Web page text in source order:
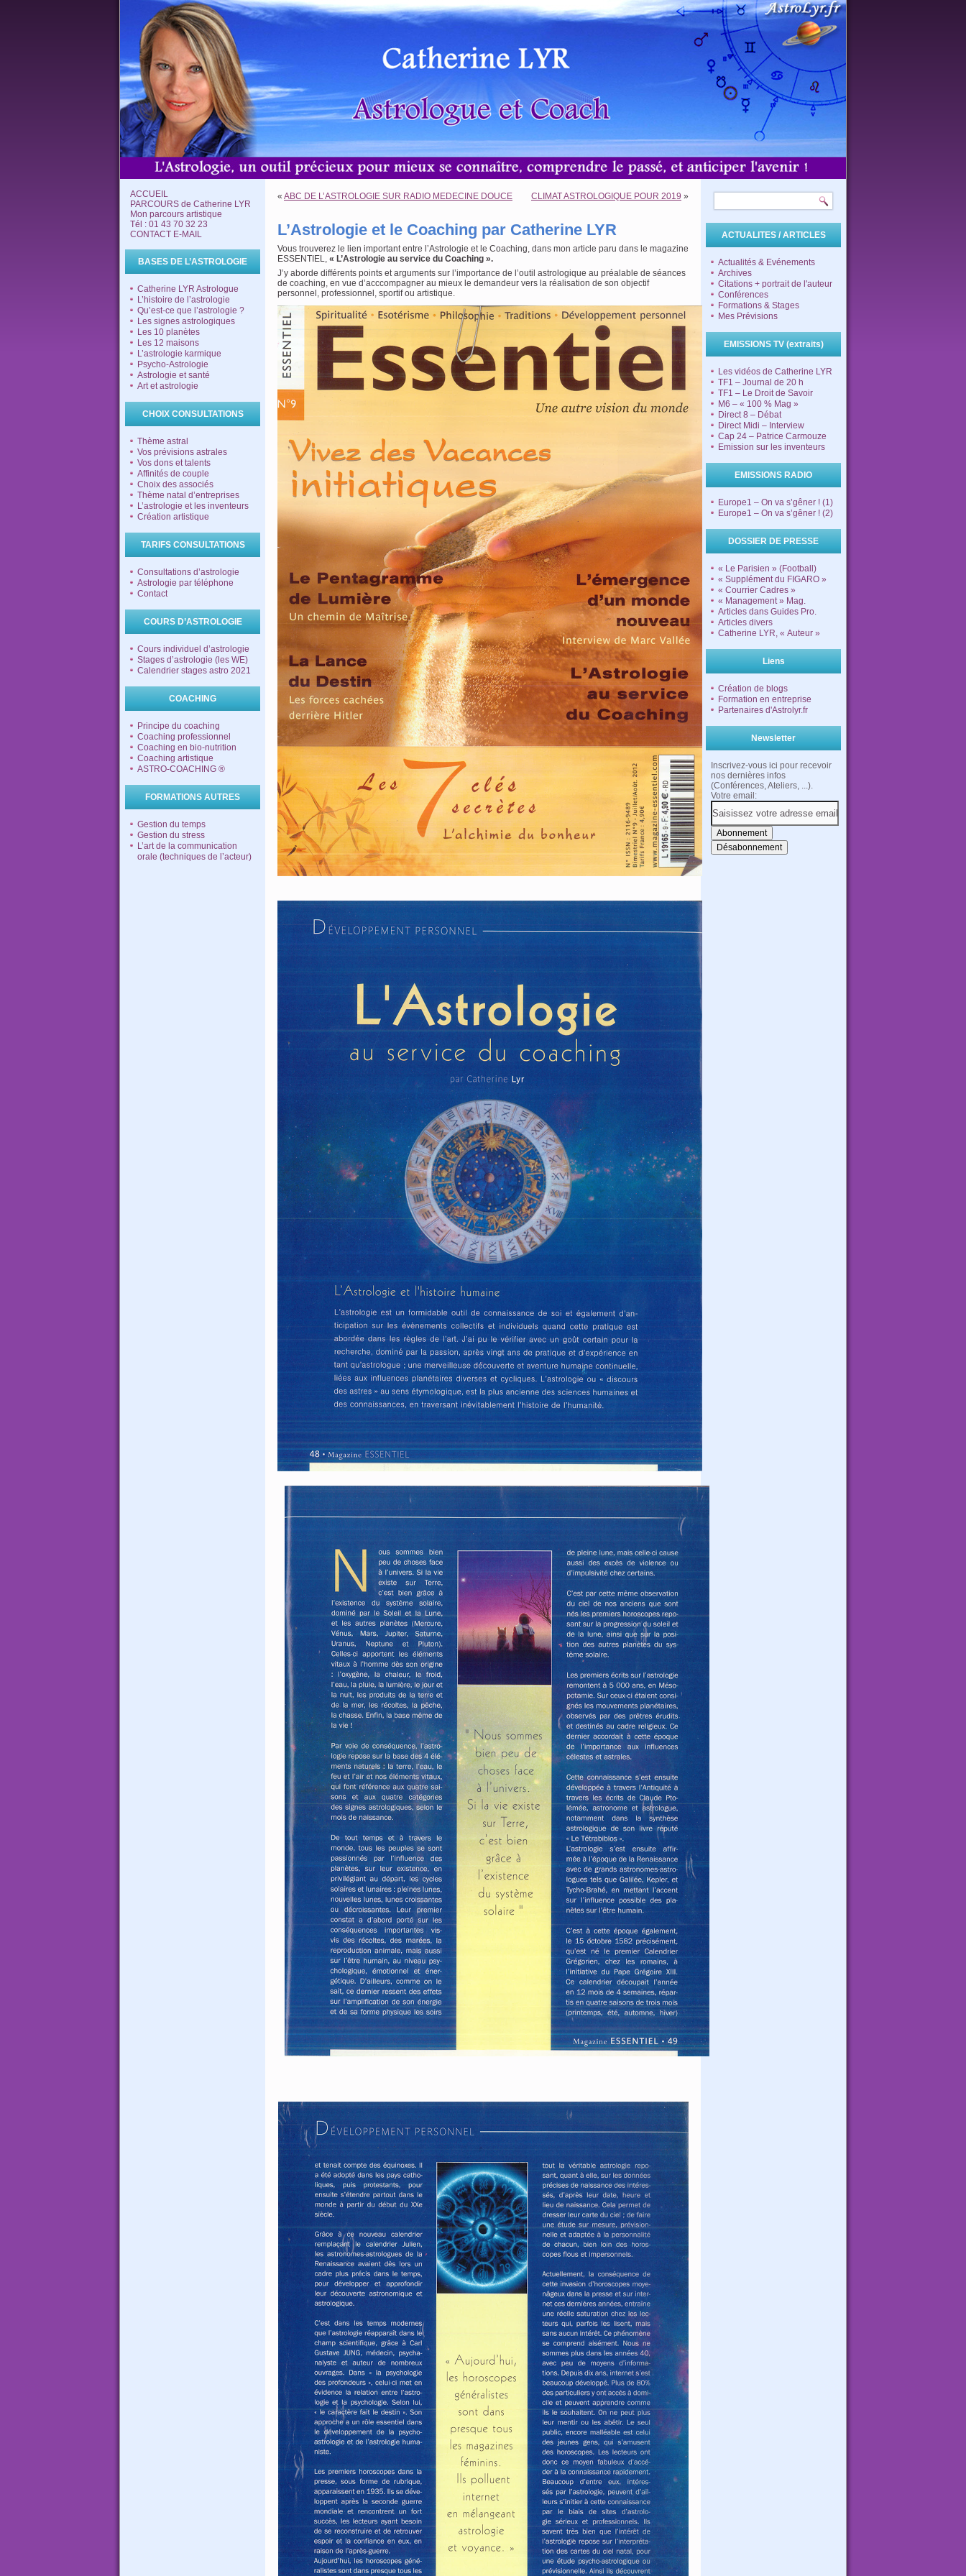
ACCUEIL
PARCOURS de Catherine LYR
Mon parcours artistique
Tél : 01 43 70 32 23
CONTACT E-MAIL
BASES DE L’ASTROLOGIE
Catherine LYR Astrologue
L’histoire de l’astrologie
Qu’est-ce que l’astrologie ?
Les signes astrologiques
Les 10 planètes
Les 12 maisons
L’astrologie karmique
Psycho-Astrologie
Astrologie et santé
Art et astrologie
CHOIX CONSULTATIONS
Thème astral
Vos prévisions astrales
Vos dons et talents
Affinités de couple
Choix des associés
Thème natal d’entreprises
L’astrologie et les inventeurs
Création artistique
TARIFS CONSULTATIONS
Consultations d’astrologie
Astrologie par téléphone
Contact
COURS D’ASTROLOGIE
Cours individuel d’astrologie
Stages d’astrologie (les WE)
Calendrier stages astro 2021
COACHING
Principe du coaching
Coaching professionnel
Coaching en bio-nutrition
Coaching artistique
ASTRO-COACHING ®
FORMATIONS AUTRES
Gestion du temps
Gestion du stress
L’art de la communication
orale (techniques de l’acteur)
« ABC DE L’ASTROLOGIE SUR RADIO MEDECINE DOUCE CLIMAT ASTROLOGIQUE POUR 2019 »
L’Astrologie et le Coaching par Catherine LYR
Vous trouverez le lien important entre l’Astrologie et le Coaching, dans mon article paru dans le magazine
ESSENTIEL, « L’Astrologie au service du Coaching ».
J’y aborde différents points et arguments sur l’importance de l’outil astrologique au préalable de séances
de coaching, en vue d’acccompagner au mieux le demandeur vers la réalisation de son objectif
personnel, professionnel, sportif ou artistique.
ACTUALITES / ARTICLES
Actualités & Evénements
Archives
Citations + portrait de l'auteur
Conférences
Formations & Stages
Mes Prévisions
EMISSIONS TV (extraits)
Les vidéos de Catherine LYR
TF1 – Journal de 20 h
TF1 – Le Droit de Savoir
M6 – « 100 % Mag »
Direct 8 – Débat
Direct Midi – Interview
Cap 24 – Patrice Carmouze
Emission sur les inventeurs
EMISSIONS RADIO
Europe1 – On va s’gêner ! (1)
Europe1 – On va s’gêner ! (2)
DOSSIER DE PRESSE
« Le Parisien » (Football)
« Supplément du FIGARO »
« Courrier Cadres »
« Management » Mag.
Articles dans Guides Pro.
Articles divers
Catherine LYR, « Auteur »
Liens
Création de blogs
Formation en entreprise
Partenaires d'Astrolyr.fr
Newsletter
Inscrivez-vous ici pour recevoir
nos dernières infos
(Conférences, Ateliers, ...).
Votre email: